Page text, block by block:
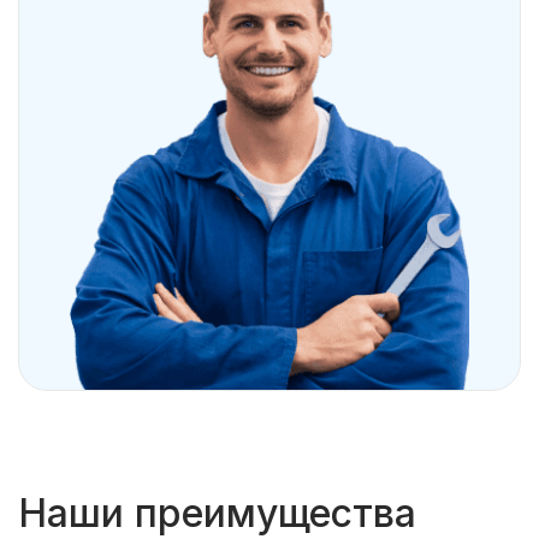
Наши преимущества